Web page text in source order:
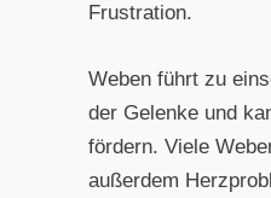
Frustration.
Weben führt zu
der Gelenke und
fördern. Viele
außerdem